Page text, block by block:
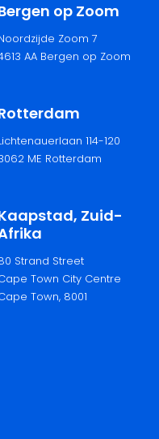
op Zoom
Zoom 7
AA Bergen op Zoom
114-120
ME Rotterdam
Zuid-
Strand Street
Town City Centre
Town, 8001